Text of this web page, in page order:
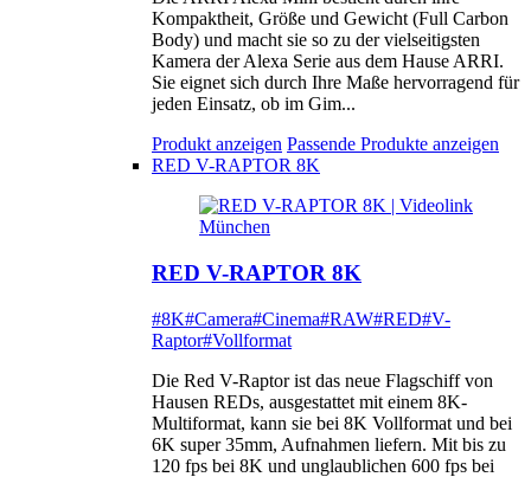
Kompaktheit, Größe und Gewicht (Full Carbon
Body) und macht sie so zu der vielseitigsten
Kamera der Alexa Serie aus dem Hause ARRI.
Sie eignet sich durch Ihre Maße hervorragend für
jeden Einsatz, ob im Gim...
Produkt anzeigen Passende Produkte anzeigen
RED V-RAPTOR 8K
RED V-RAPTOR 8K
#8K#Camera#Cinema#RAW#RED#V-
Raptor#Vollformat
Die Red V-Raptor ist das neue Flagschiff von
Hausen REDs, ausgestattet mit einem 8K-
Multiformat, kann sie bei 8K Vollformat und bei
6K super 35mm, Aufnahmen liefern. Mit bis zu
120 fps bei 8K und unglaublichen 600 fps bei